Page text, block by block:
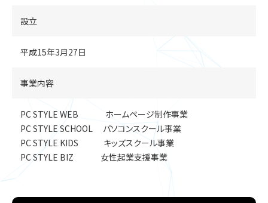
設立
平成15年3月27日
事業内容
PC STYLE WEB ホームページ制作事業
PC STYLE SCHOOL パソコンスクール事業
PC STYLE KIDS キッズスクール事業
PC STYLE BIZ 女性起業支援事業